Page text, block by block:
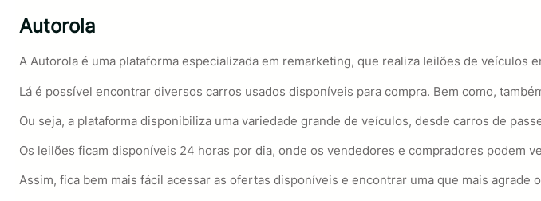
Autorola
A Autorola é uma plataforma especializada em remarketing, que realiza leilões de veículos
Lá é possível encontrar diversos carros usados disponíveis para compra. Bem como,
Ou seja, a plataforma disponibiliza uma variedade grande de veículos, desde carros de
Os leilões ficam disponíveis 24 horas por dia, onde os vendedores e compradores podem
Assim, fica bem mais fácil acessar as ofertas disponíveis e encontrar uma que mais agrade